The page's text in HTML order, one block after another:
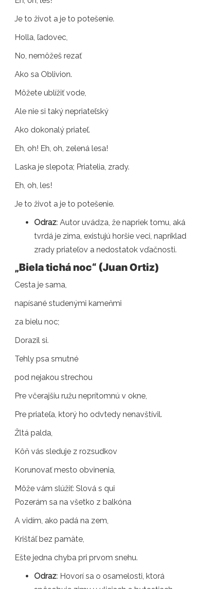
Je to život a je to potešenie.
Holla, ľadovec,
No, nemôžeš rezať
Ako sa Oblivion.
Môžete ublížiť vode,
Ale nie si taký nepriateľský
Ako dokonalý priateľ.
Eh, oh! Eh, oh, zelená lesa!
Laska je slepota; Priatelia, zrady.
Eh, oh, les!
Je to život a je to potešenie.
Odraz: Autor uvádza, že napriek tomu, aká
tvrdá je zima, existujú horšie veci, napríklad
zrady priateľov a nedostatok vďačnosti.
„Biela tichá noc“ (Juan Ortiz)
Cesta je sama,
napísané studenými kameňmi
za bielu noc;
Dorazil si.
Tehly psa smutné
pod nejakou strechou
Pre včerajšiu ružu neprítomnú v okne,
Pre priateľa, ktorý ho odvtedy nenavštívil.
Žltá palda,
Kôň vás sleduje z rozsudkov
Korunovať mesto obvinenia,
Môže vám slúžiť: Slová s qui
Pozerám sa na všetko z balkóna
A vidím, ako padá na zem,
Krištáľ bez pamäte,
Ešte jedna chyba pri prvom snehu.
Odraz: Hovorí sa o osamelosti, ktorá